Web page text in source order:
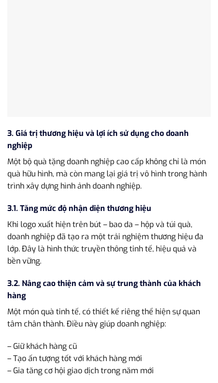
3. Giá trị thương hiệu và lợi ích sử dụng cho doanh
nghiệp
Một bộ quà tặng doanh nghiệp cao cấp không chỉ là món
quà hữu hình, mà còn mang lại giá trị vô hình trong hành
trình xây dựng hình ảnh doanh nghiệp.
3.1. Tăng mức độ nhận diện thương hiệu
Khi logo xuất hiện trên bút – bao da – hộp và túi quà,
doanh nghiệp đã tạo ra một trải nghiệm thương hiệu đa
lớp. Đây là hình thức truyền thông tinh tế, hiệu quả và
bền vững.
3.2. Nâng cao thiện cảm và sự trung thành của khách
hàng
Một món quà tinh tế, có thiết kế riêng thể hiện sự quan
tâm chân thành. Điều này giúp doanh nghiệp:
– Giữ khách hàng cũ
– Tạo ấn tượng tốt với khách hàng mới
– Gia tăng cơ hội giao dịch trong năm mới